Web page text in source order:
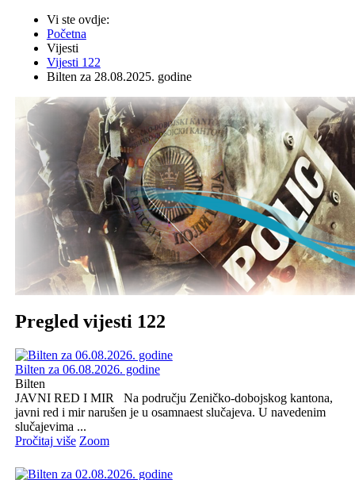
Vi ste ovdje:
Početna
Vijesti
Vijesti 122
Bilten za 28.08.2025. godine
Pregled vijesti 122
Bilten za 06.08.2026. godine
Bilten
JAVNI RED I MIR Na području Zeničko-dobojskog kantona,
javni red i mir narušen je u osamnaest slučajeva. U navedenim
slučajevima ...
Pročitaj više Zoom